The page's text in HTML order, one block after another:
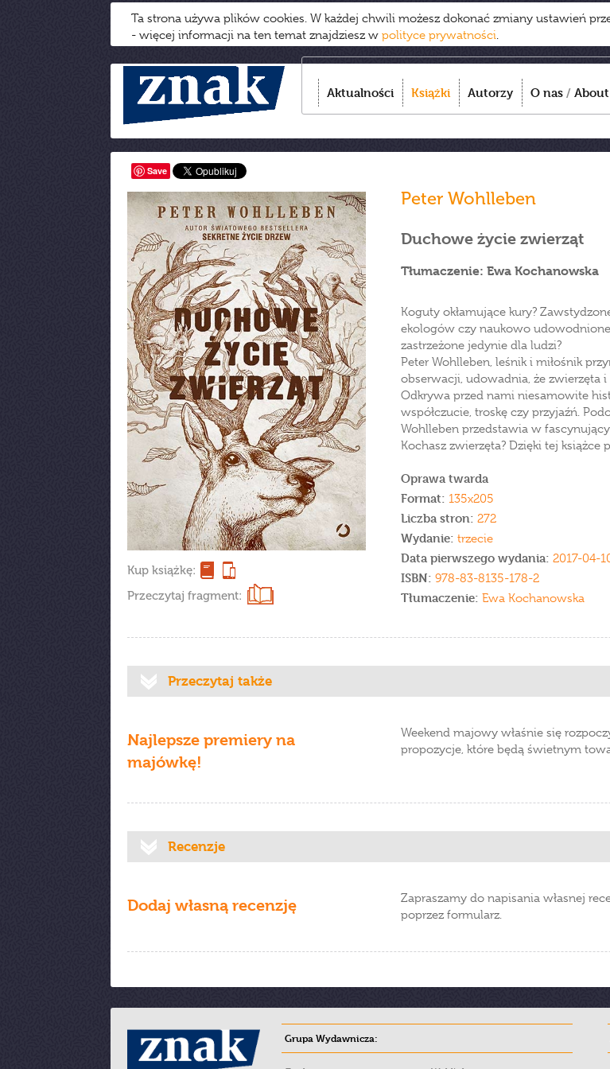
Ta strona używa plików cookies. W każdej chwili możesz dokonać zmiany ustawień
- więcej informacji na ten temat znajdziesz w polityce prywatności.
Aktualności Książki Autorzy O nas /
Save
Kup książkę:
Przeczytaj fragment:
Peter Wohlleben
Duchowe życie zwierząt
Tłumaczenie: Ewa Kochanowska
Koguty okłamujące kury?
ekologów czy naukowo
zastrzeżone jedynie dla ludzi?
Peter Wohlleben, leśnik i miłośnik
obserwacji, udowadnia, że zwierzęta
Odkrywa przed nami niesamowite
współczucie, troskę czy przyjaźń.
Wohlleben przedstawia w
Kochasz zwierzęta? Dzięki tej książce
Oprawa twarda
Format: 135x205
Liczba stron: 272
Wydanie: trzecie
Data pierwszego wydania: 2017-04-
ISBN: 978-83-8135-178-2
Tłumaczenie: Ewa Kochanowska
Przeczytaj także
Najlepsze premiery na
majówkę!
Weekend majowy właśnie się
propozycje, które będą świetnym
Recenzje
Dodaj własną recenzję
Zapraszamy do napisania własnej
poprzez formularz.
Grupa Wydawnicza: